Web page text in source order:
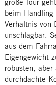
beim
Verhältnis von
unschlagbar.
aus dem
Eigengewicht
robusten,
durchdachte